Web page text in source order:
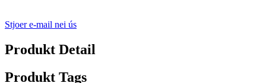
Stjoer e-mail nei ús
Produkt Detail
Produkt Tags